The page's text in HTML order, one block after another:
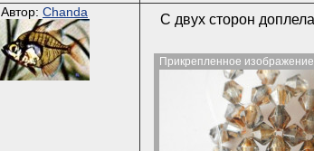
Автор: Chanda С двух сторон
Прикрепленное